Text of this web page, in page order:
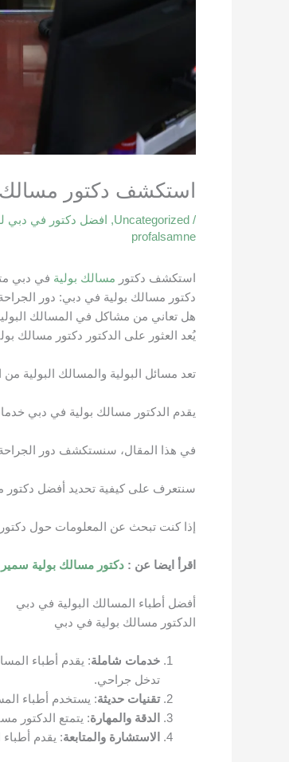
استكشف دكتور
/
Uncategorized
, افضل دكتور في دبي
profalsamne
استكشف دكتور مسالك بولية في دبي
دكتور مسالك بولية في دبي: دور
هل تعاني من مشاكل في المسالك
يُعد العثور على الدكتور دكتور مسالك
تعد مسائل البولية والمسالك البولية
يقدم الدكتور مسالك بولية في دبي
في هذا المقال، سنستكشف دور الجراحة
سنتعرف على كيفية تحديد أفضل دكتور
إذا كنت تبحث عن المعلومات حول
اقرأ ايضا عن : دكتور مسالك بولية سمير
أفضل أطباء المسالك البولية في دبي
الدكتور مسالك بولية في دبي
خدمات شاملة: يقدم أطباء
تدخل جراحي.
تقنيات حديثة: يستخدم أطباء
الدقة والمهارة: يتمتع الدكتور
الاستشارة والمتابعة: يقدم